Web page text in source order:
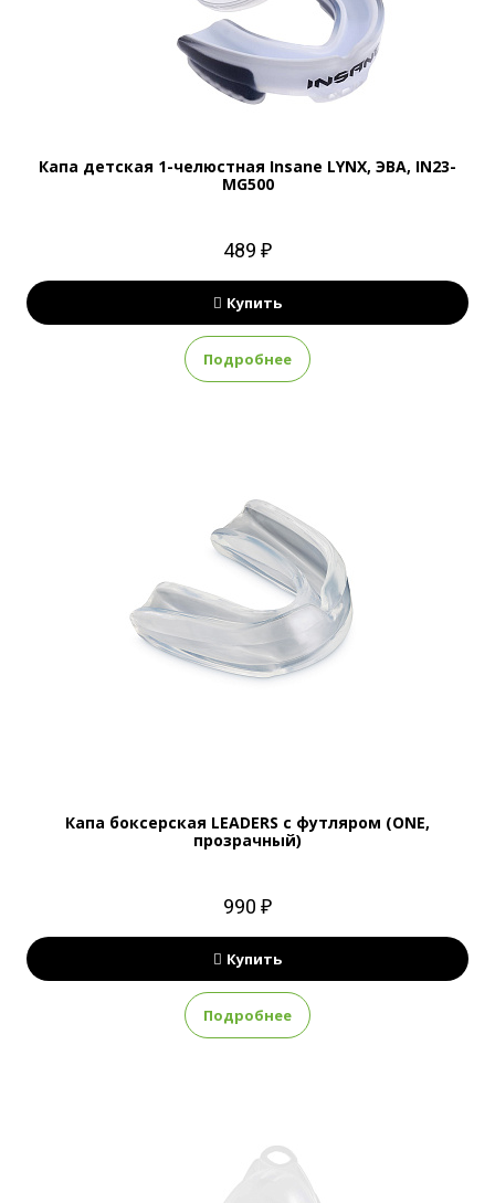
Капа детская 1-челюстная Insane LYNX, ЭВА, IN23-
MG500
489 ₽
Купить
Подробнее
Капа боксерская LEADERS с футляром (ONE,
прозрачный)
990 ₽
Купить
Подробнее